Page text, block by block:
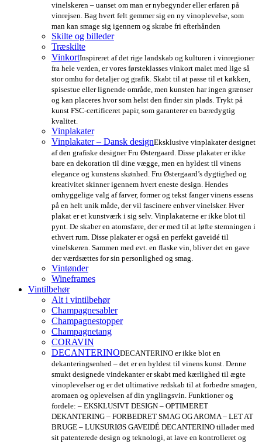
vinelskeren – uanset om man er nybegynder eller erfaren på
vinrejsen. Bag hvert felt gemmer sig en ny vinoplevelse, som
man kan smage sig igennem og skrabe fri efterhånden
Skilte og billeder
Træskilte
VinkortInspireret af det rige landskab og kulturen i vinregioner
fra hele verden, er vores førsteklasses vinkort malet med lige så
stor omhu for detaljer og grafik. Skabt til at passe til et køkken,
spisestue eller lignende område, men kunsten har ingen grænser
og kan placeres hvor som helst den finder sin plads. Trykt på
kunst FSC-certificeret papir, som garanterer en bæredygtig
kvalitet.
Vinplakater
Vinplakater – Dansk designEksklusive vinplakater designet
af den grafiske designer Fru Østergaard. Disse plakater er ikke
bare en dekoration til dine vægge, men en hyldest til vinens
elegance og kunstens skønhed. Fru Østergaard’s dygtighed og
kreativitet skinner igennem hvert eneste design. Hendes
omhyggelige valg af farver, former og tekst fanger vinens essens
på en helt unik måde, der vil fascinere enhver vinelsker. Hver
plakat er et kunstværk i sig selv. Vinplakaterne er ikke blot til
pynt. De skaber en atomsfære, der er med til at løfte stemningen i
ethvert rum. Disse plakater er også en perfekt gaveidé til
vinelskeren. Sammen med evt. en flaske vin, bliver det en gave
der værdsættes for sin personlighed og smag.
Vintønder
Wineframes
Vintilbehør
Alt i vintilbehør
Champagnesabler
Champagnestopper
Champagnetang
CORAVIN
DECANTERINODECANTERINO er ikke blot en
dekanteringsenhed – det er en hyldest til vinens kunst. Denne
smukt designede vindekanter er skabt med kærlighed til ægte
vinoplevelser og er det ultimative redskab til at forbedre smagen,
aromaen og oplevelsen af din ynglingsvin. Funktioner og
fordele: – EKSKLUSIVT DESIGN – OPTIMERET
DEKANTERING – FORBEDRET SMAG OG AROMA – LET AT
BRUGE – LUKSURIØS GAVEIDÉ DECANTERINO tillader med
sit patenterede design og teknologi, at lave en kontrolleret og